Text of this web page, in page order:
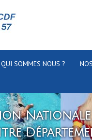
QUI SOMMES NOUS ?